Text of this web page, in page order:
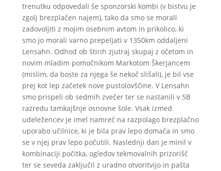
trenutku odpovedali še sponzorski kombi (v bistvu je
zgolj brezplačen najem), tako da smo se morali
zadovoljiti z mojim osebnim avtom in prikolico, ki
smo jo morali varno prepeljati v 1350km oddaljeni
Lensahn. Odhod ob štirih zjutraj skupaj z očetom in
novim mladim pomočnikom Markotom Škerjancem
(mislim, da boste za njega še nekoč slišali), je bil vse
prej kot lep začetek nove pustolovščine. V Lensahn
smo prispeli ob sedmih zvečer ter se nastanili v 5B
razredu tamkajšnje osnovne šole. Vsak izmed
udeležencev je imel namreč na razpolago brezplačno
uporabo učilnice, ki je bila prav lepo domača in smo
se v njej prav lepo počutili. Naslednji dan je minil v
kombinaciji počitka, ogledov tekmovalnih prizorišč
ter se seveda zaključil z uradno otvoritvijo in pašta